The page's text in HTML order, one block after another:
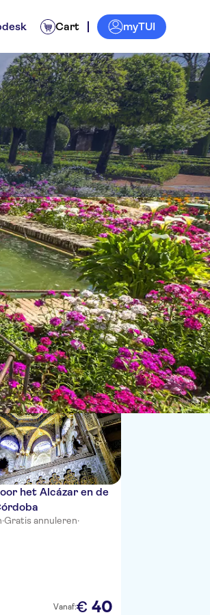
Cart myTUI
Sorteren op:
het Alcázar en de
·Gratis annuleren·
Vanaf:€ 40